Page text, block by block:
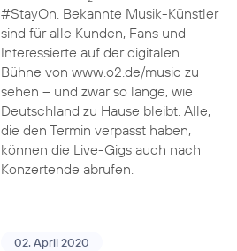
#StayOn. Bekannte Musik-Künstler
sind für alle Kunden, Fans und
Interessierte auf der digitalen
Bühne von www.o2.de/music zu
sehen – und zwar so lange, wie
Deutschland zu Hause bleibt. Alle,
die den Termin verpasst haben,
können die Live-Gigs auch nach
Konzertende abrufen.
02. April 2020